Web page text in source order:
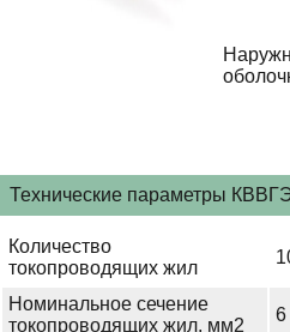
Технические параметры
Количество
токопроводящих жил
Номинальное сечение
токопроводящих жил, мм2
6